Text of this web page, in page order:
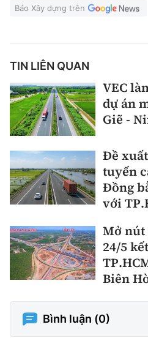
Báo Xây dựng trên
TIN LIÊN QUAN
VEC
dự án
Giẽ -
Đề
tuyến
Đồng
với
Mở nút
24/5
Biên
Bình luận (0)